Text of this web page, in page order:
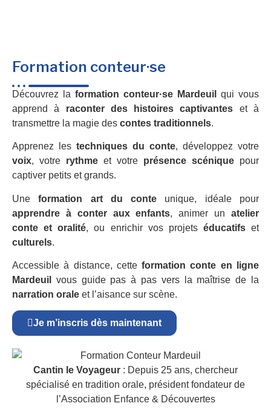
Formation conteur·se
Découvrez la formation conteur·se Mardeuil
qui vous
apprend à raconter des histoires captivantes et à
transmettre la magie des contes traditionnels.
Apprenez les techniques du conte, développez votre
voix, votre rythme et votre présence scénique pour
captiver petits et grands.
Uneformation art du conte unique, idéale pour
apprendre à conter aux enfants, animer unatelier
conte et oralité, ou enrichir vos projets éducatifset
culturels.
Accessible à distance, cetteformation conte en ligne
Mardeuil
vous guide pas à pas vers la maîtrise de la
narration orale et l’aisance sur scène.
Je m’inscris dès maintenant
Cantin le Voyageur : Depuis 25 ans, chercheur
spécialisé en tradition orale, président fondateur de
l’Association Enfance & Découvertes